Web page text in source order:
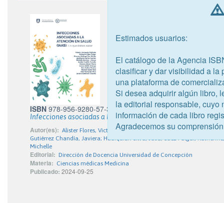
ISBN 978-956-9280-57-3
Infecciones asociadas a la atención en salud (IAAS): Lo que
Autor(es): Alister Flores, Victoria; Ardiles Vinaixa, Eric; Arriagada
Gutiérrez Chandía, Javiera; Huaiquián Silva, Julia; Sáez Pulgar,
Michelle
Editorial: Dirección de Docencia Universidad de Concepción
Materia: Ciencias médicas Medicina
Publicado: 2024-09-25
Estimados usuarios:
El catálogo de la Agencia
clasificar y dar visibilidad a la
una plataforma de
Si desea adquirir algún libro,
la editorial responsable, cuyo
información de cada libro
Agradecemos su